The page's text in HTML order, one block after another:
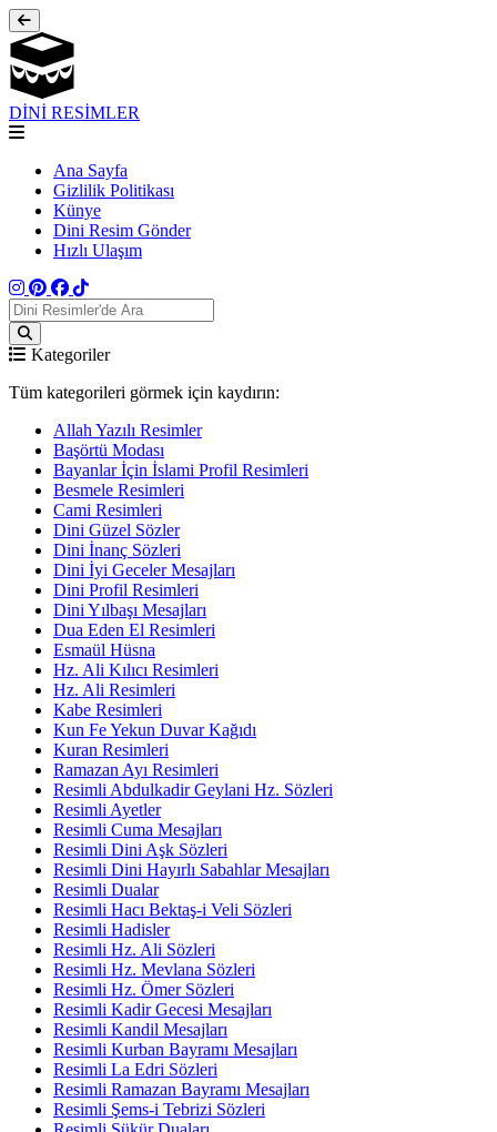
DİNİ RESİMLER
Ana Sayfa
Gizlilik Politikası
Künye
Dini Resim Gönder
Hızlı Ulaşım
Kategoriler
Tüm kategorileri görmek için kaydırın:
Allah Yazılı Resimler
Başörtü Modası
Bayanlar İçin İslami Profil Resimleri
Besmele Resimleri
Cami Resimleri
Dini Güzel Sözler
Dini İnanç Sözleri
Dini İyi Geceler Mesajları
Dini Profil Resimleri
Dini Yılbaşı Mesajları
Dua Eden El Resimleri
Esmaül Hüsna
Hz. Ali Kılıcı Resimleri
Hz. Ali Resimleri
Kabe Resimleri
Kun Fe Yekun Duvar Kağıdı
Kuran Resimleri
Ramazan Ayı Resimleri
Resimli Abdulkadir Geylani Hz. Sözleri
Resimli Ayetler
Resimli Cuma Mesajları
Resimli Dini Aşk Sözleri
Resimli Dini Hayırlı Sabahlar Mesajları
Resimli Dualar
Resimli Hacı Bektaş-i Veli Sözleri
Resimli Hadisler
Resimli Hz. Ali Sözleri
Resimli Hz. Mevlana Sözleri
Resimli Hz. Ömer Sözleri
Resimli Kadir Gecesi Mesajları
Resimli Kandil Mesajları
Resimli Kurban Bayramı Mesajları
Resimli La Edri Sözleri
Resimli Ramazan Bayramı Mesajları
Resimli Şems-i Tebrizi Sözleri